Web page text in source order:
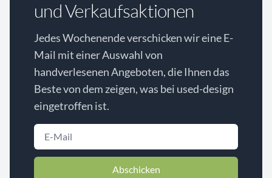
und Verkaufsaktionen
Jedes Wochenende verschicken wir eine E-
Mail mit einer Auswahl von
handverlesenen Angeboten, die Ihnen das
Beste von dem zeigen, was bei used-design
eingetroffen ist.
Abschicken